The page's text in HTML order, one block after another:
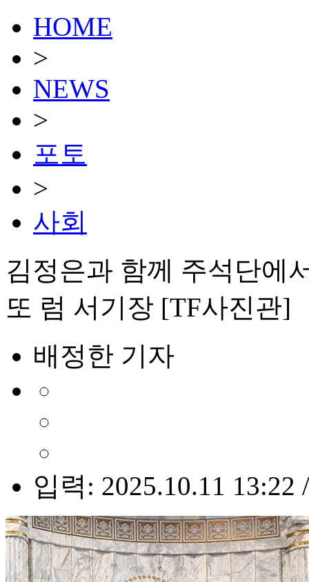
HOME
>
NEWS
>
포토
>
사회
김정은과 함께 주석단에
또 럼 서기장 [TF사진관]
배정한 기자
입력: 2025.10.11 13:22